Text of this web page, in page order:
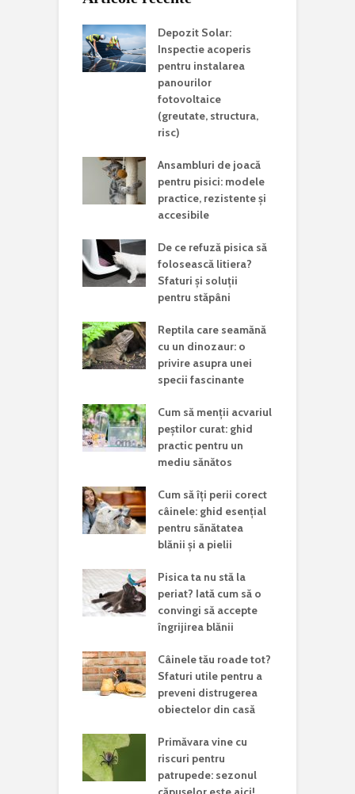
Depozit Solar:
Inspectie acoperis
pentru instalarea
panourilor
fotovoltaice
(greutate, structura,
risc)
Ansambluri de joacă
pentru pisici: modele
practice, rezistente și
accesibile
De ce refuză pisica să
folosească litiera?
Sfaturi și soluții
pentru stăpâni
Reptila care seamănă
cu un dinozaur: o
privire asupra unei
specii fascinante
Cum să menții acvariul
peștilor curat: ghid
practic pentru un
mediu sănătos
Cum să îți perii corect
câinele: ghid esențial
pentru sănătatea
blănii și a pielii
Pisica ta nu stă la
periat? Iată cum să o
convingi să accepte
îngrijirea blănii
Câinele tău roade tot?
Sfaturi utile pentru a
preveni distrugerea
obiectelor din casă
Primăvara vine cu
riscuri pentru
patrupede: sezonul